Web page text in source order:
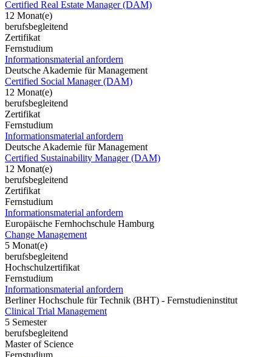
Certified Real Estate Manager (DAM)
12 Monat(e)
berufsbegleitend
Zertifikat
Fernstudium
Informationsmaterial anfordern
Deutsche Akademie für Management
Certified Social Manager (DAM)
12 Monat(e)
berufsbegleitend
Zertifikat
Fernstudium
Informationsmaterial anfordern
Deutsche Akademie für Management
Certified Sustainability Manager (DAM)
12 Monat(e)
berufsbegleitend
Zertifikat
Fernstudium
Informationsmaterial anfordern
Europäische Fernhochschule Hamburg
Change Management
5 Monat(e)
berufsbegleitend
Hochschulzertifikat
Fernstudium
Informationsmaterial anfordern
Berliner Hochschule für Technik (BHT) - Fernstudieninstitut
Clinical Trial Management
5 Semester
berufsbegleitend
Master of Science
Fernstudium